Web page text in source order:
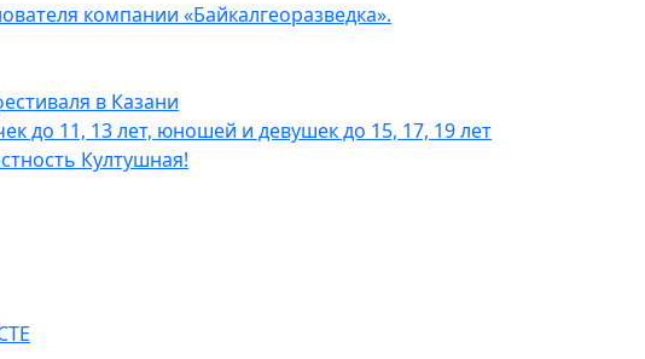
компании «Байкалгеоразведка».
в Казани
до 11, 13 лет, юношей и девушек до 15, 17, 19 лет
Култушная!